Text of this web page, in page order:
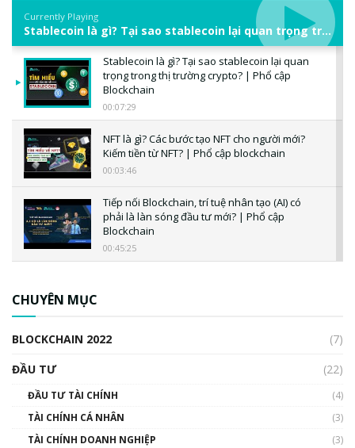
Currently Playing
Stablecoin là gì? Tại sao stablecoin lại quan trọng trong thị trường crypto? | Phổ cập Blockchain
Stablecoin là gì? Tại sao stablecoin lại quan
trọng trong thị trường crypto? | Phổ cập
Blockchain
00:07:29
NFT là gì? Các bước tạo NFT cho người mới?
Kiếm tiền từ NFT? | Phổ cập blockchain
00:03:46
Tiếp nối Blockchain, trí tuệ nhân tạo (AI) có
phải là làn sóng đầu tư mới? | Phổ cập
Blockchain
00:45:25
00:02:14
Nhìn lại năm 2022: Những sự kiện ảnh hưởng
đến hệ sinh thái tiền mã hoá | Phổ cập
CHUYÊN MỤC
BLOCKCHAIN 2022
(7)
ĐẦU TƯ
(22)
ĐẦU TƯ TÀI CHÍNH
(4)
TÀI CHÍNH CÁ NHÂN
(3)
TÀI CHÍNH DOANH NGHIỆP
(3)